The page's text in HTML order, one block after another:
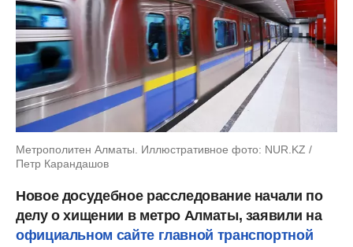
Метрополитен Алматы. Иллюстративное фото: NUR.KZ /
Петр Карандашов
Новое досудебное расследование начали по
делу о хищении в метро Алматы, заявили на
официальном сайте главной транспортной